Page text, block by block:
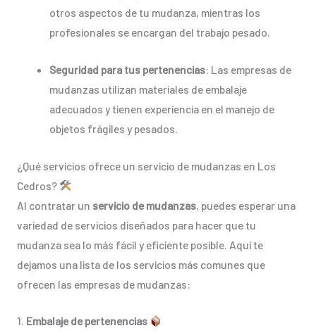
otros aspectos de tu mudanza, mientras los
profesionales se encargan del trabajo pesado.
Seguridad para tus pertenencias: Las empresas de
mudanzas utilizan materiales de embalaje
adecuados y tienen experiencia en el manejo de
objetos frágiles y pesados.
¿Qué servicios ofrece un servicio de mudanzas en Los
Cedros?
Al contratar un servicio de mudanzas, puedes esperar una
variedad de servicios diseñados para hacer que tu
mudanza sea lo más fácil y eficiente posible. Aquí te
dejamos una lista de los servicios más comunes que
ofrecen las empresas de mudanzas:
1. Embalaje de pertenencias